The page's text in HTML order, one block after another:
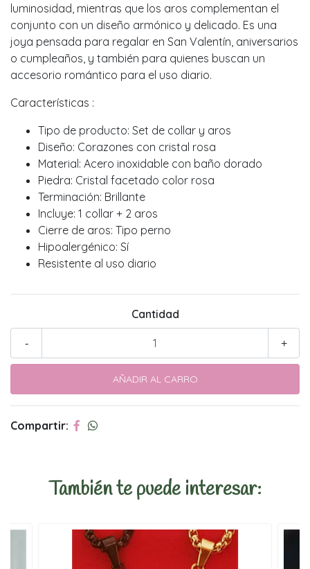
luminosidad, mientras que los aros complementan el
conjunto con un diseño armónico y delicado. Es una
joya pensada para regalar en San Valentín, aniversarios
o cumpleaños, y también para quienes buscan un
accesorio romántico para el uso diario.
Características :
Tipo de producto: Set de collar y aros
Diseño: Corazones con cristal rosa
Material: Acero inoxidable con baño dorado
Piedra: Cristal facetado color rosa
Terminación: Brillante
Incluye: 1 collar + 2 aros
Cierre de aros: Tipo perno
Hipoalergénico: Sí
Resistente al uso diario
Cantidad
+
-
Compartir:
También te puede interesar: